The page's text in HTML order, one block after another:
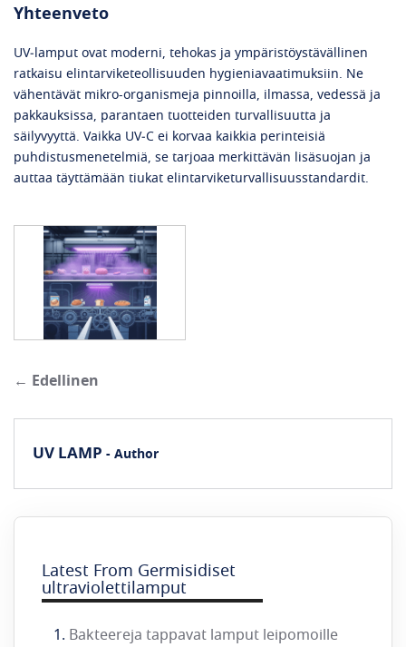
Yhteenveto
UV‑lamput ovat moderni, tehokas ja ympäristöystävällinen
ratkaisu elintarviketeollisuuden hygieniavaatimuksiin. Ne
vähentävät mikro-organismeja pinnoilla, ilmassa, vedessä ja
pakkauksissa, parantaen tuotteiden turvallisuutta ja
säilyvyyttä. Vaikka UV‑C ei korvaa kaikkia perinteisiä
puhdistusmenetelmiä, se tarjoaa merkittävän lisäsuojan ja
auttaa täyttämään tiukat elintarviketurvallisuusstandardit.
← Edellinen
UV LAMP - Author
Latest From Germisidiset
ultraviolettilamput
Bakteereja tappavat lamput leipomoille